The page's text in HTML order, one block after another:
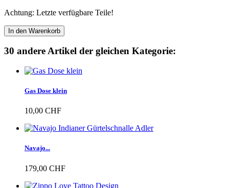
Achtung: Letzte verfügbare Teile!
In den Warenkorb
30 andere Artikel der gleichen Kategorie:
Gas Dose klein
10,00 CHF
Navajo...
179,00 CHF